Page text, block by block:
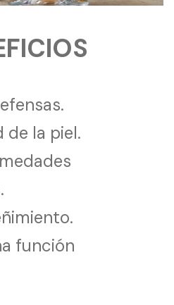
de la piel.
función